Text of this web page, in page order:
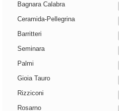
Bagnara Calabra
Ceramida-Pellegrina
Barritteri
Seminara
Palmi
Gioia Tauro
Rizziconi
Rosarno